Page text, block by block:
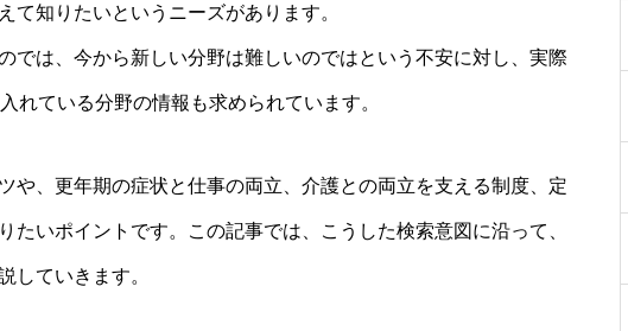
て知りたいというニーズがあります。
では、今から新しい分野は難しいのではという不安に対し、実際
れている分野の情報も求められています。
や、更年期の症状と仕事の両立、介護との両立を支える制度、定
たいポイントです。この記事では、こうした検索意図に沿って、
していきます。